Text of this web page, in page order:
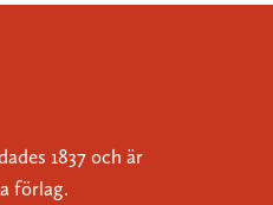
1837 och är
förlag.